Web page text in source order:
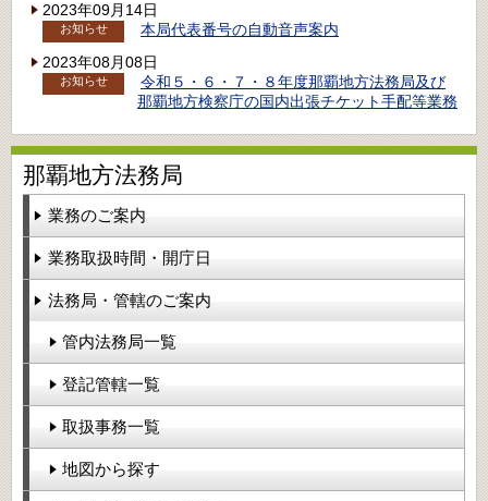
2023年09月14日
お知らせ
本局代表番号の自動音声案内
2023年08月08日
お知らせ
令和５・６・７・８年度那覇地方法務局及び
那覇地方検察庁の国内出張チケット手配等業務
那覇地方法務局
業務のご案内
業務取扱時間・開庁日
法務局・管轄のご案内
管内法務局一覧
登記管轄一覧
取扱事務一覧
地図から探す